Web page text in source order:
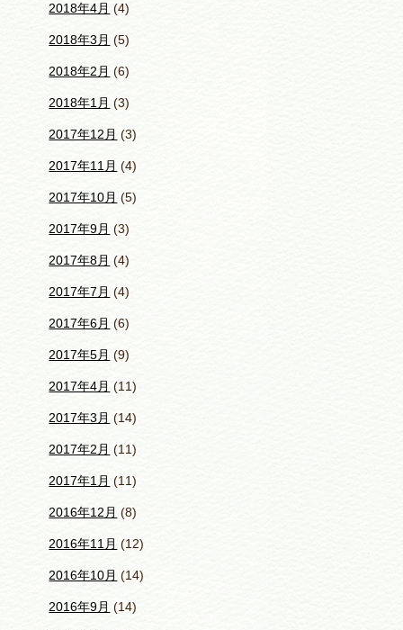
2018年4月 (4)
2018年3月 (5)
2018年2月 (6)
2018年1月 (3)
2017年12月 (3)
2017年11月 (4)
2017年10月 (5)
2017年9月 (3)
2017年8月 (4)
2017年7月 (4)
2017年6月 (6)
2017年5月 (9)
2017年4月 (11)
2017年3月 (14)
2017年2月 (11)
2017年1月 (11)
2016年12月 (8)
2016年11月 (12)
2016年10月 (14)
2016年9月 (14)